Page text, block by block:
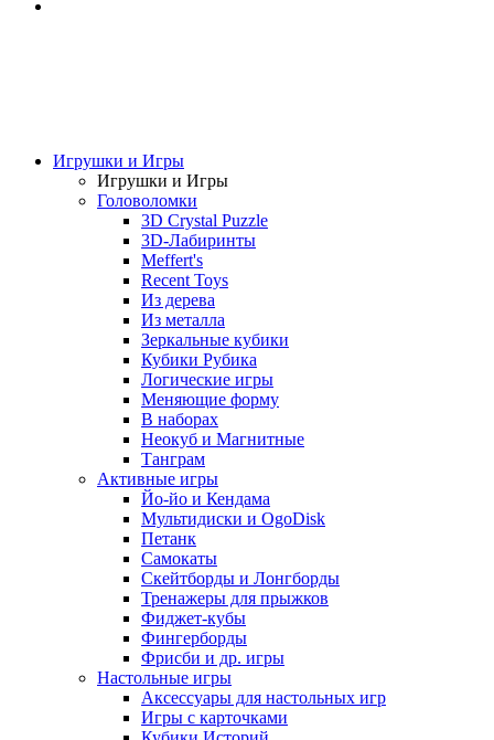
Игрушки и Игры
Игрушки и Игры
Головоломки
3D Crystal Puzzle
3D-Лабиринты
Meffert's
Recent Toys
Из дерева
Из металла
Зеркальные кубики
Кубики Рубика
Логические игры
Меняющие форму
В наборах
Неокуб и Магнитные
Танграм
Активные игры
Йо-йо и Кендама
Мультидиски и OgoDisk
Петанк
Самокаты
Скейтборды и Лонгборды
Тренажеры для прыжков
Фиджет-кубы
Фингерборды
Фрисби и др. игры
Настольные игры
Аксессуары для настольных игр
Игры с карточками